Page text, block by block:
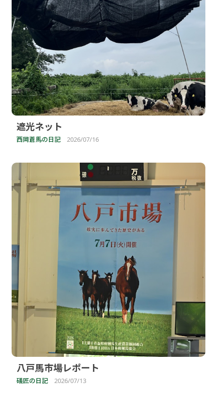
遮光ネット
西岡蒼馬の日記 2026/07/16
八戸馬市場レポート
礒匠の日記 2026/07/13